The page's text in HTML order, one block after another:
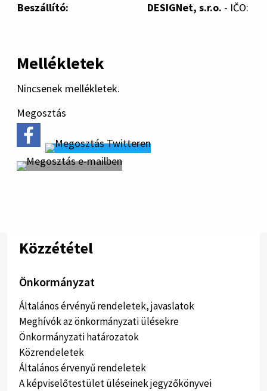
Beszállító:
DESIGNet, s.r.o. - IČO:
Mellékletek
Nincsenek mellékletek.
Megosztás
Közzététel
Önkormányzat
Általános érvényű rendeletek, javaslatok
Meghívók az önkormányzati ülésekre
Önkormányzati határozatok
Közrendeletek
Általános érvenyű rendeletek
A képviselőtestület üléseinek jegyzőkönyvei